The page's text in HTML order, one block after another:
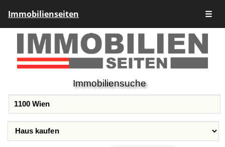
Immobilienseiten ☰
Immobiliensuche